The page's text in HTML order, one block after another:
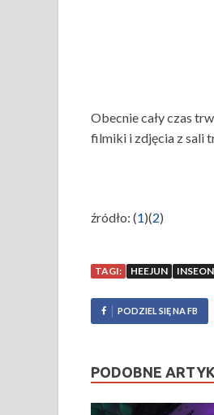
Obecnie cały czas
filmiki i zdjęcia z sali
źródło: (1)(2)
TAGI: HEEJUN
PODZIEL SIĘ NA FB
PODOBNE